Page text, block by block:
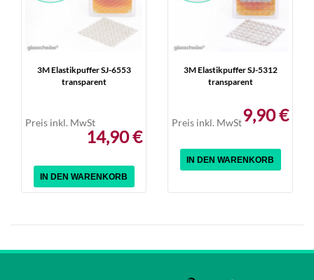
3M Elastikpuffer SJ-6553
transparent
Preis inkl. MwSt
14,90 €
IN DEN WARENKORB
3M Elastikpuffer SJ-5312
transparent
Preis inkl. MwSt9,90 €
IN DEN WARENKORB